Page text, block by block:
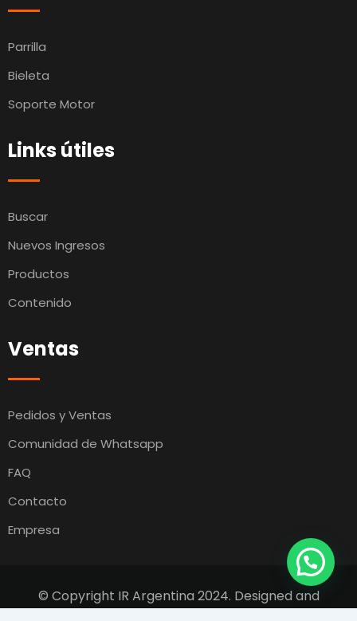
Parrilla
Bieleta
Soporte Motor
Links útiles
Buscar
Nuevos Ingresos
Productos
Contenido
Ventas
Pedidos y Ventas
Comunidad de Whatsapp
FAQ
Contacto
Empresa
© Copyright IR Argentina 2024. Designed and